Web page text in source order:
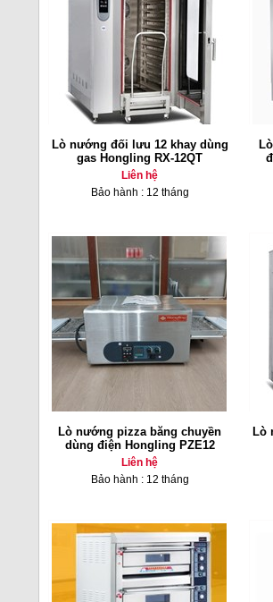
Lò nướng đối lưu 12 khay dùng
gas Hongling RX-12QT
Liên hệ
Bảo hành : 12 tháng
Lò nướng pizza băng chuyền
dùng điện Hongling PZE12
Liên hệ
Bảo hành : 12 tháng
Lò